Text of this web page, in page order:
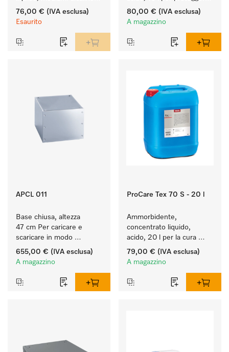
10 l per il lavaggio di capi
colorati e capi delicati.
76,00 € (IVA esclusa)
Esaurito
in modo ottimale i tessuti
mediante neutralizzazione
80,00 € (IVA esclusa)
A magazzino
APCL 011
Base chiusa, altezza
47 cm Per caricare e
scaricare in modo
ergonomico la lavatrice e
l'essiccatoio.
655,00 € (IVA esclusa)
A magazzino
ProCare Tex 70 S - 20 l
Ammorbidente,
concentrato liquido,
acido, 20 l per la cura
delle fibre e una
morbidezza duratura dei
79,00 € (IVA esclusa)
A magazzino